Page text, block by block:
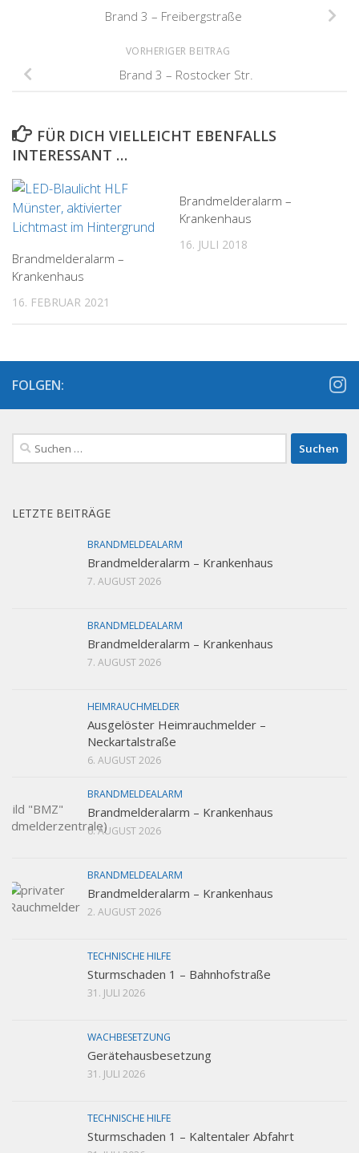
Brand 3 – Freibergstraße
VORHERIGER BEITRAG
Brand 3 – Rostocker Str.
FÜR DICH VIELLEICHT EBENFALLS
INTERESSANT …
Brandmelderalarm –
Krankenhaus
16. FEBRUAR 2021
Brandmelderalarm –
Krankenhaus
16. JULI 2018
FOLGEN:
Suchen
nach:
LETZTE BEITRÄGE
BRANDMELDEALARM
Brandmelderalarm – Krankenhaus
7. AUGUST 2026
BRANDMELDEALARM
Brandmelderalarm – Krankenhaus
7. AUGUST 2026
HEIMRAUCHMELDER
Ausgelöster Heimrauchmelder –
Neckartalstraße
6. AUGUST 2026
BRANDMELDEALARM
Brandmelderalarm – Krankenhaus
6. AUGUST 2026
BRANDMELDEALARM
Brandmelderalarm – Krankenhaus
2. AUGUST 2026
TECHNISCHE HILFE
Sturmschaden 1 – Bahnhofstraße
31. JULI 2026
WACHBESETZUNG
Gerätehausbesetzung
31. JULI 2026
TECHNISCHE HILFE
Sturmschaden 1 – Kaltentaler Abfahrt